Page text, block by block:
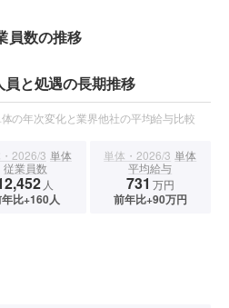
員数の推移
と処遇の長期推移
の年次変化と業界他社の平均給与比較
2026/3 単体
従業員数
人
比+160人
単体・2026/3 単体
平均給与
731 万円
前年比+90万円